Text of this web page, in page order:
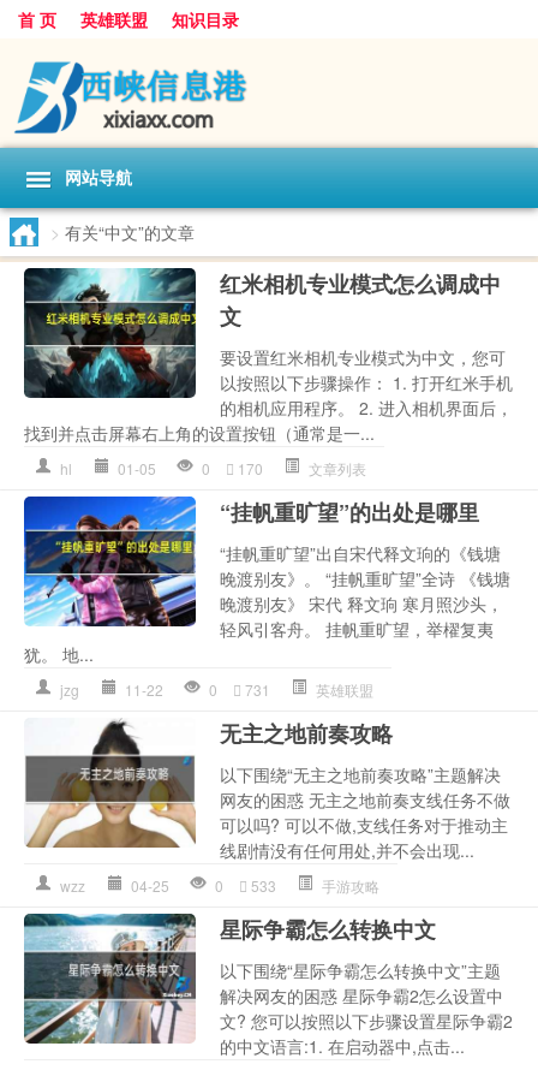
首 页 英雄联盟 知识目录
网站导航
> 有关“中文”的文章
红米相机专业模式怎么调成中
文
要设置红米相机专业模式为中文，您可
以按照以下步骤操作： 1. 打开红米手机
的相机应用程序。 2. 进入相机界面后，
找到并点击屏幕右上角的设置按钮（通常是一...
hl 01-05 0 170 文章列表
“挂帆重旷望”的出处是哪里
“挂帆重旷望”出自宋代释文珦的《钱塘
晚渡别友》。 “挂帆重旷望”全诗 《钱塘
晚渡别友》 宋代 释文珦 寒月照沙头，
轻风引客舟。 挂帆重旷望，举櫂复夷
犹。 地...
jzg 11-22 0 731 英雄联盟
无主之地前奏攻略
以下围绕“无主之地前奏攻略”主题解决
网友的困惑 无主之地前奏支线任务不做
可以吗? 可以不做,支线任务对于推动主
线剧情没有任何用处,并不会出现...
wzz 04-25 0 533 手游攻略
星际争霸怎么转换中文
以下围绕“星际争霸怎么转换中文”主题
解决网友的困惑 星际争霸2怎么设置中
文? 您可以按照以下步骤设置星际争霸2
的中文语言:1. 在启动器中,点击...